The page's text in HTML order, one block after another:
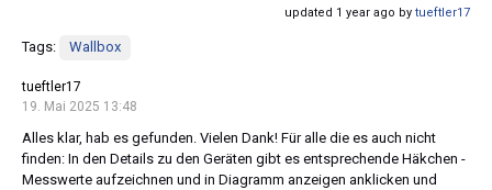
updated 1 year ago by tueftler17
Tags: Wallbox
tueftler17
19. Mai 2025 13:48
Alles klar, hab es gefunden. Vielen Dank! Für alle die es auch nicht
finden: In den Details zu den Geräten gibt es entsprechende Häkchen -
Messwerte aufzeichnen und in Diagramm anzeigen anklicken und